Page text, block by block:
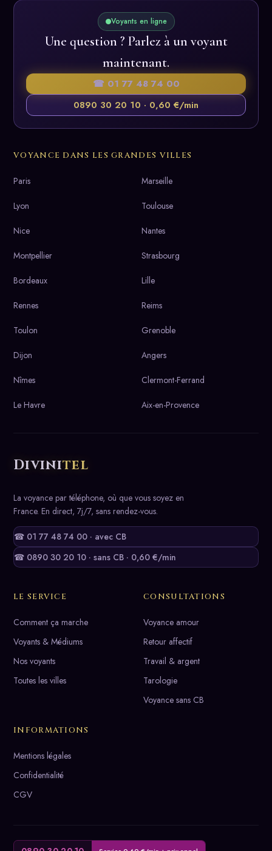
Voyants en ligne
Une question ? Parlez à un voyant
maintenant.
☎ 01 77 48 74 00
0890 30 20 10 · 0,60 €/min
VOYANCE DANS LES GRANDES VILLES
Paris Marseille
Lyon Toulouse
Nice Nantes
Montpellier Strasbourg
Bordeaux Lille
Rennes Reims
Toulon Grenoble
Dijon Angers
Nîmes Clermont-Ferrand
Le Havre Aix-en-Provence
Divinitel
La voyance par téléphone, où que vous soyez en
France. En direct, 7j/7, sans rendez-vous.
☎ 01 77 48 74 00 · avec CB
☎ 0890 30 20 10 · sans CB · 0,60 €/min
LE SERVICE
Comment ça marche
Voyants & Médiums
Nos voyants
Toutes les villes
CONSULTATIONS
Voyance amour
Retour affectif
Travail & argent
Tarologie
Voyance sans CB
INFORMATIONS
Mentions légales
Confidentialité
CGV